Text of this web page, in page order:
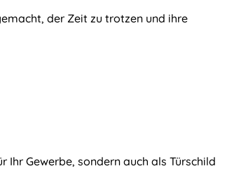
der Zeit zu trotzen und ihre
Gewerbe, sondern auch als Türschild